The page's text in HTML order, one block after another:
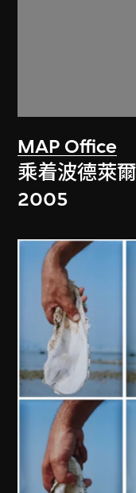
MAP Office
乘着波德萊
2005